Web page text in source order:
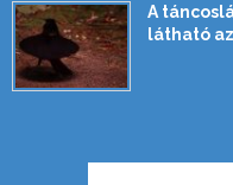
A
látható